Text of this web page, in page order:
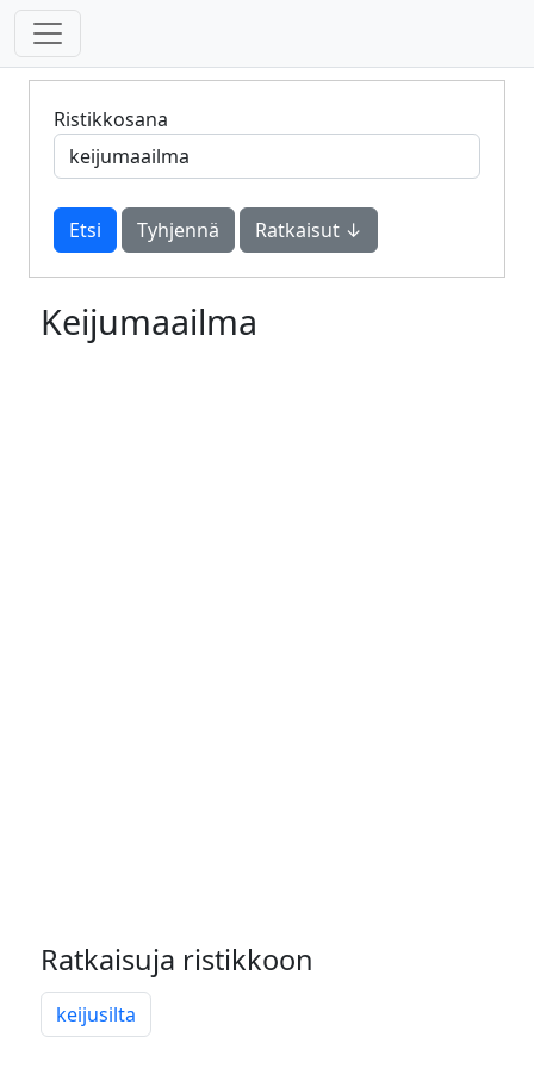
Ristikkosana
Tyhjennä Ratkaisut ↓
Keijumaailma
Ratkaisuja ristikkoon
keijusilta